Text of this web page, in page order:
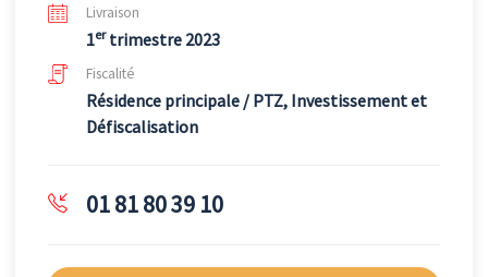
Livraison
1ertrimestre 2023
Fiscalité
Résidence principale / PTZ, Investissement et
Défiscalisation
01 81 80 39 10